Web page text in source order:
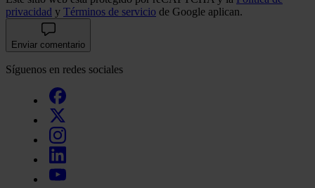
privacidad y Términos de servicio de Google aplican.
Enviar comentario
Síguenos en redes sociales